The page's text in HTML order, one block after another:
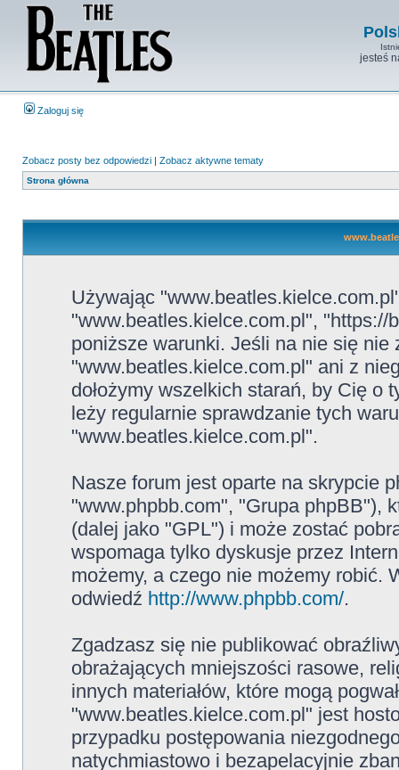
jesteś
Zaloguj się
Zobacz posty bez odpowiedzi | Zobacz aktywne tematy
Strona główna
Używając
"www.beatles.kielce.com.pl",
poniższe warunki. Jeśli na nie się
"www.beatles.kielce.com.pl" ani z
dołożymy wszelkich starań, by Cię o
leży regularnie sprawdzanie tych
"www.beatles.kielce.com.pl".
Nasze forum jest oparte na skrypcie
"www.phpbb.com", "Grupa phpBB"),
(dalej jako "GPL") i może zostać
wspomaga tylko dyskusje przez
możemy, a czego nie możemy robić.
odwiedź http://www.phpbb.com/.
Zgadzasz się nie publikować
obrażających mniejszości rasowe,
innych materiałów, które mogą
"www.beatles.kielce.com.pl" jest
przypadku postępowania
natychmiastowo i bezapelacyjnie